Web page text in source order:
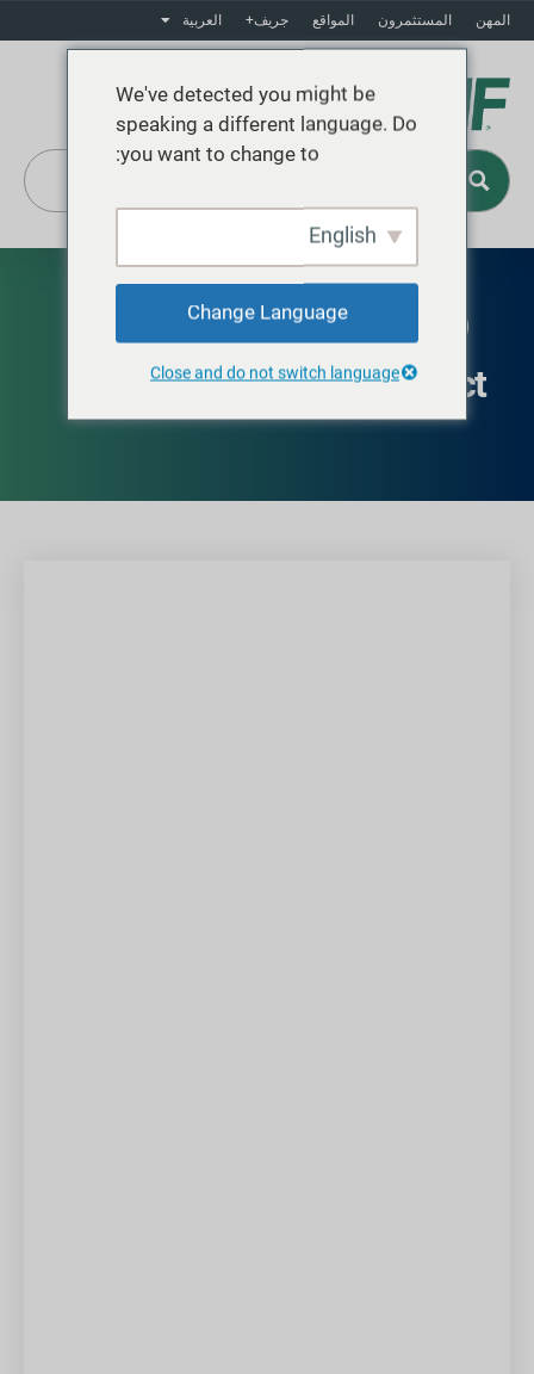
المهن المستثمرون المواقع جريف+ العربية
AVAILABLE IN EUROPE AND IN THE UNITED
GCUBE IBC Connect
We've detected you might be
speaking a different language. Do
you want to change to:
English
Change Language
Close and do not switch language